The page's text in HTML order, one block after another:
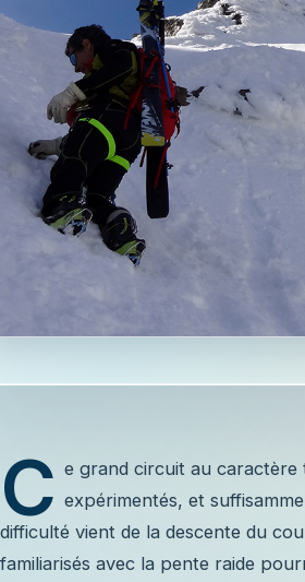
C e grand circuit au caractère
expérimentés, et
difficulté vient de la descente du
familiarisés avec la pente raide